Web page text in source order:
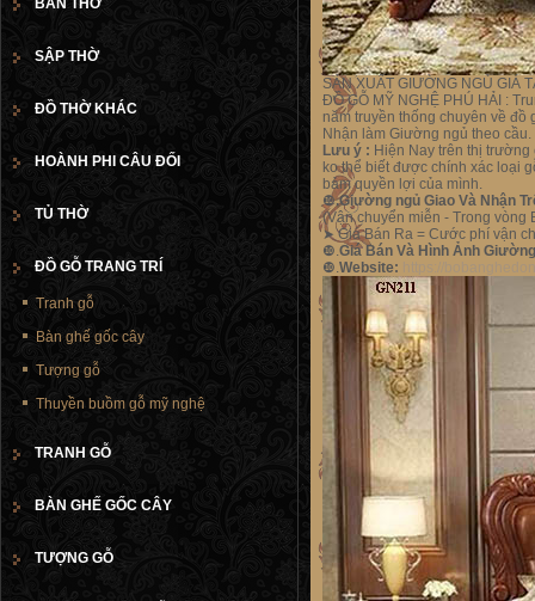
SẢN XUẤT GIƯỜNG NGỦ GIÁ
ĐỒ GỖ MỸ NGHỆ PHÚ HẢI :
năm truyền thống chuyên về đồ
Nhận làm Giường ngủ theo
Lưu ý : Hiện Nay trên thị
ko thể biết được chính xác loại
bảm quyền lợi của mình.
❿.Giường ngủ Giao Và Nhận
(Vận chuyển miễn - Trong vòng
➤ Giá Bán Ra = Cước phí vận
❿.Giá Bán Và Hình Ảnh
❿.Website:
BÀN THỜ
SẬP THỜ
ĐỒ THỜ KHÁC
HOÀNH PHI CÂU ĐỐI
TỦ THỜ
ĐỒ GỖ TRANG TRÍ
Tranh gỗ
Bàn ghế gốc cây
Tượng gỗ
Thuyền buồm gỗ mỹ nghệ
TRANH GỖ
BÀN GHẾ GỐC CÂY
TƯỢNG GỖ